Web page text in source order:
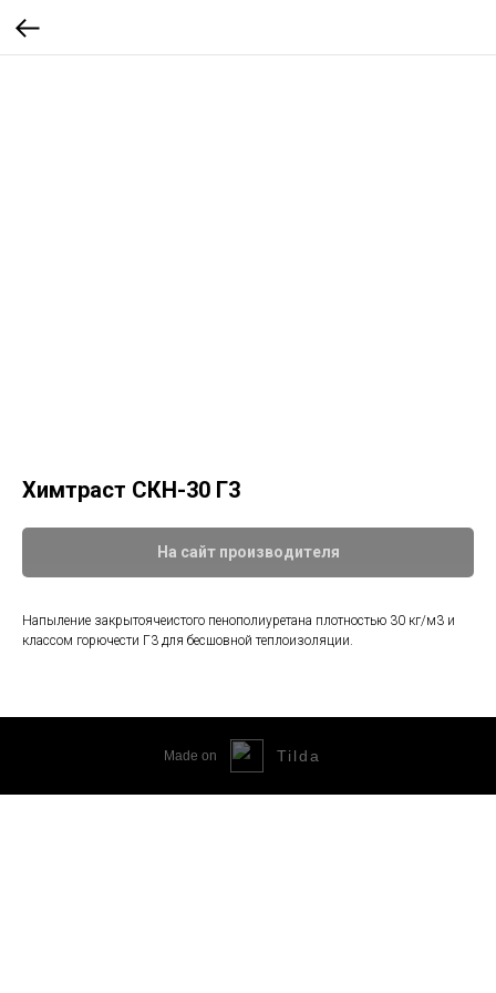
Химтраст СКН-30 Г3
На сайт производителя
Напыление закрытоячеистого пенополиуретана плотностью 30 кг/м3 и
классом горючести Г3 для бесшовной теплоизоляции.
Made on Tilda